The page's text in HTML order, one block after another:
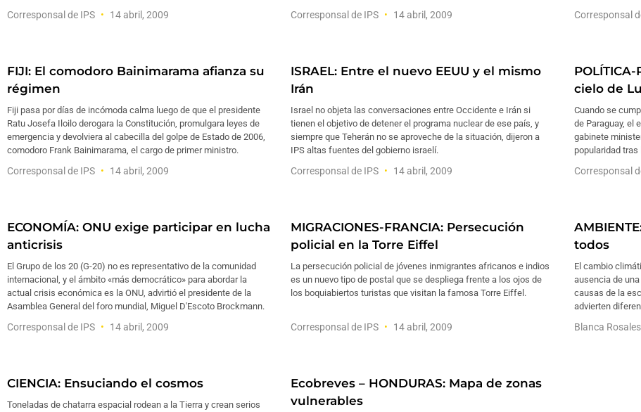
Corresponsal de IPS 14 abril, 2009 Corresponsal de IPS 14 abril, 2009 Corresponsal
FIJI: El comodoro Bainimarama afianza su
régimen
Fiji pasa por días de incómoda calma luego de que el presidente
Ratu Josefa Iloilo derogara la Constitución, promulgara leyes de
emergencia y devolviera al cabecilla del golpe de Estado de 2006,
comodoro Frank Bainimarama, el cargo de primer ministro.
Corresponsal de IPS 14 abril, 2009
ISRAEL: Entre el nuevo EEUU y el mismo
Irán
Israel no objeta las conversaciones entre Occidente e Irán si
tienen el objetivo de detener el programa nuclear de ese país, y
siempre que Teherán no se aproveche de la situación, dijeron a
IPS altas fuentes del gobierno israelí.
Corresponsal de IPS 14 abril, 2009
cielo de
Cuando se
de Paraguay, el
gabinete
popularidad tras
Corresponsal
ECONOMÍA: ONU exige participar en lucha
anticrisis
El Grupo de los 20 (G-20) no es representativo de la comunidad
internacional, y el ámbito «más democrático» para abordar la
actual crisis económica es la ONU, advirtió el presidente de la
Asamblea General del foro mundial, Miguel D'Escoto Brockmann.
Corresponsal de IPS 14 abril, 2009
MIGRACIONES-FRANCIA: Persecución
policial en la Torre Eiffel
La persecución policial de jóvenes inmigrantes africanos e indios
es un nuevo tipo de postal que se despliega frente a los ojos de
los boquiabiertos turistas que visitan la famosa Torre Eiffel.
Corresponsal de IPS 14 abril, 2009
todos
El cambio
ausencia de
causas de la
advierten
Blanca Rosales
CIENCIA: Ensuciando el cosmos
Toneladas de chatarra espacial rodean a la Tierra y crean serios
Ecobreves – HONDURAS: Mapa de zonas
vulnerables